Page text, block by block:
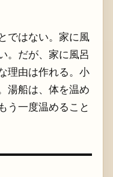
ではない。家に風
。だが、家に風呂
理由は作れる。小
湯船は、体を温め
う一度温めること